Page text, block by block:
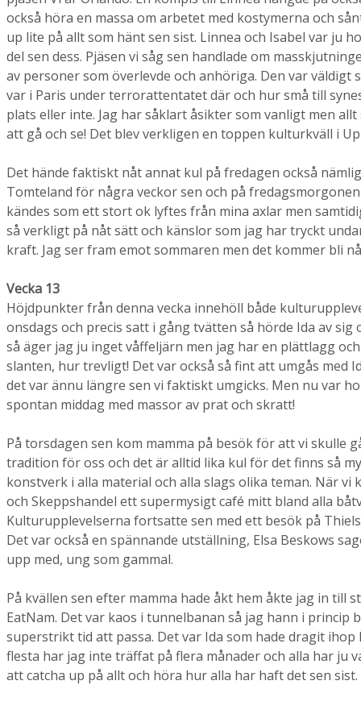
också höra en massa om arbetet med kostymerna och
up lite på allt som hänt sen sist. Linnea och Isabel var ju
del sen dess. Pjäsen vi såg sen handlade om
av personer som överlevde och anhöriga. Den var
var i Paris under terrorattentatet där och hur små till
plats eller inte. Jag har såklart åsikter som vanligt men
att gå och se! Det blev verkligen en toppen kulturkväll i
Det hände faktiskt nåt annat kul på fredagen också
Tomteland för några veckor sen och på
kändes som ett stort ok lyftes från mina axlar men
så verkligt på nåt sätt och känslor som jag har tryckt
kraft. Jag ser fram emot sommaren men det kommer bli
Vecka 13
Höjdpunkter från denna vecka innehöll både
onsdags och precis satt i gång tvätten så hörde Ida av
så äger jag ju inget våffeljärn men jag har en plättlagg
slanten, hur trevligt! Det var också så fint att umgås med
det var ännu längre sen vi faktiskt umgicks. Men nu var
spontan middag med massor av prat och skratt!
På torsdagen sen kom mamma på besök för att vi skulle
tradition för oss och det är alltid lika kul för det finns så
konstverk i alla material och alla slags olika teman. När
och Skeppshandel ett supermysigt café mitt bland alla
Kulturupplevelserna fortsatte sen med ett besök på
Det var också en spännande utställning, Elsa Beskows
upp med, ung som gammal.
På kvällen sen efter mamma hade åkt hem åkte jag in till
EatNam. Det var kaos i tunnelbanan så jag hann i
superstrikt tid att passa. Det var Ida som hade dragit ihop
flesta har jag inte träffat på flera månader och alla har ju
att catcha up på allt och höra hur alla har haft det sen